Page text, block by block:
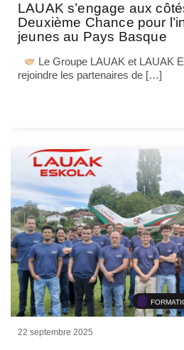
LAUAK s’engage aux
Deuxième Chance pour
jeunes au Pays Basque
Le Groupe LAUAK et LAUAK
rejoindre les partenaires de […]
22 septembre 2025